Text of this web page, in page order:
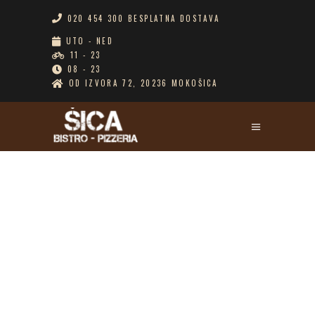
020 454 300 BESPLATNA DOSTAVA
UTO - NED
11 - 23
08 - 23
OD IZVORA 72, 20236 MOKOŠICA